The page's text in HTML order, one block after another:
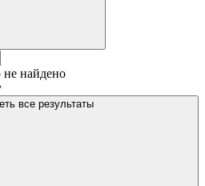
найдено
все результаты